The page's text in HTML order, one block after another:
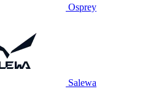
Osprey
Salewa